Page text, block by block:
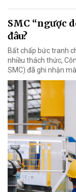
SMC “ngược
đâu?
Bất chấp bức tranh
nhiều thách thức,
SMC) đã ghi nhận